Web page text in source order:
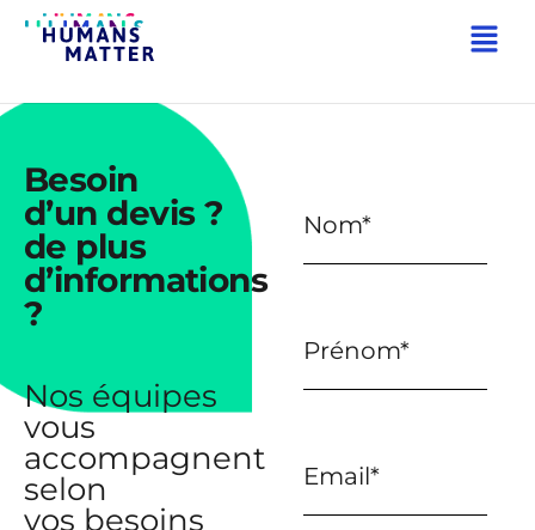
Besoin
d’un devis ?
de plus
d’informations
?
Nos équipes
vous
accompagnent
selon
vos besoins